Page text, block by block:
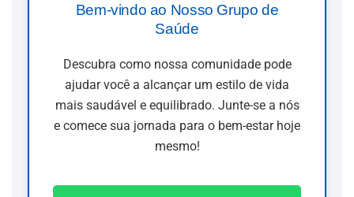
Bem-vindo ao Nosso Grupo de
Saúde
Descubra como nossa comunidade pode
ajudar você a alcançar um estilo de vida
mais saudável e equilibrado. Junte-se a nós
e comece sua jornada para o bem-estar hoje
mesmo!